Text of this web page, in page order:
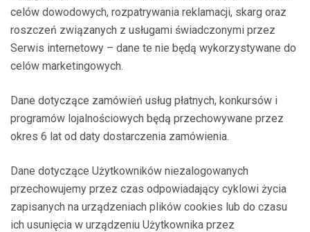
celów dowodowych, rozpatrywania reklamacji, skarg oraz
roszczeń związanych z usługami świadczonymi przez
Serwis internetowy – dane te nie będą wykorzystywane do
celów marketingowych.
Dane dotyczące zamówień usług płatnych, konkursów i
programów lojalnościowych będą przechowywane przez
okres 6 lat od daty dostarczenia zamówienia.
Dane dotyczące Użytkowników niezalogowanych
przechowujemy przez czas odpowiadający cyklowi życia
zapisanych na urządzeniach plików cookies lub do czasu
ich usunięcia w urządzeniu Użytkownika przez